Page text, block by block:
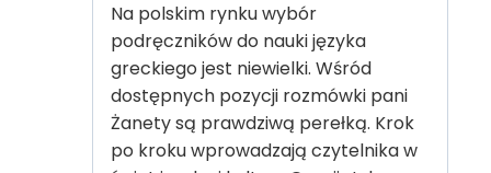
Na polskim rynku wybór
podręczników do nauki języka
greckiego jest niewielki. Wśród
dostępnych pozycji rozmówki pani
Żanety są prawdziwą perełką. Krok
po kroku wprowadzają czytelnika w